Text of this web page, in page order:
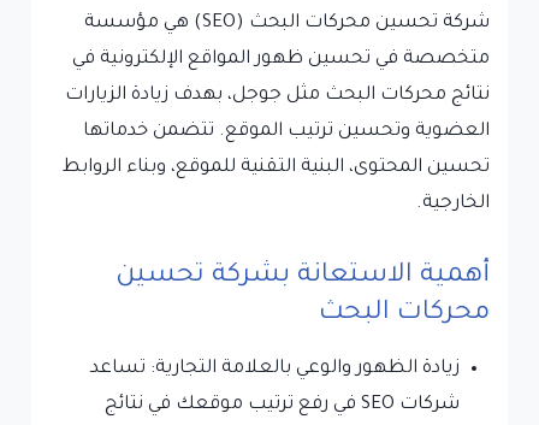
شركة تحسين محركات البحث (SEO) هي مؤسسة
متخصصة في تحسين ظهور المواقع الإلكترونية في
نتائج محركات البحث مثل جوجل، بهدف زيادة الزيارات
العضوية وتحسين ترتيب الموقع. تتضمن خدماتها
تحسين المحتوى، البنية التقنية للموقع، وبناء الروابط
الخارجية.
أهمية الاستعانة بشركة تحسين
محركات البحث
زيادة الظهور والوعي بالعلامة التجارية: تساعد
شركات SEO في رفع ترتيب موقعك في نتائج